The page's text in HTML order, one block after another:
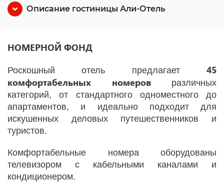
Описание гостиницы Али-Отель
НОМЕРНОЙ ФОНД
Роскошный отель предлагает 45
комфортабельных номеровразличных
категорий, от стандартного одноместного до
апартаментов, и идеально подходит для
искушенных деловых путешественников и
туристов.
Комфортабельные номера оборудованы
телевизором с кабельными каналами и
кондиционером.